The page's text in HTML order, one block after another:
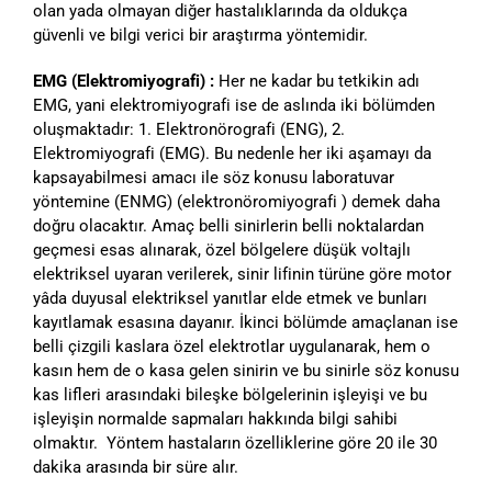
olan yada olmayan diğer hastalıklarında da oldukça
güvenli ve bilgi verici bir araştırma yöntemidir.
EMG (Elektromiyografi) : Her ne kadar bu tetkikin adı
EMG, yani elektromiyografi ise de aslında iki bölümden
oluşmaktadır: 1. Elektronörografi (ENG), 2.
Elektromiyografi (EMG). Bu nedenle her iki aşamayı da
kapsayabilmesi amacı ile söz konusu laboratuvar
yöntemine (ENMG) (elektronöromiyografi ) demek daha
doğru olacaktır. Amaç belli sinirlerin belli noktalardan
geçmesi esas alınarak, özel bölgelere düşük voltajlı
elektriksel uyaran verilerek, sinir lifinin türüne göre motor
yâda duyusal elektriksel yanıtlar elde etmek ve bunları
kayıtlamak esasına dayanır. İkinci bölümde amaçlanan ise
belli çizgili kaslara özel elektrotlar uygulanarak, hem o
kasın hem de o kasa gelen sinirin ve bu sinirle söz konusu
kas lifleri arasındaki bileşke bölgelerinin işleyişi ve bu
işleyişin normalde sapmaları hakkında bilgi sahibi
olmaktır. Yöntem hastaların özelliklerine göre 20 ile 30
dakika arasında bir süre alır.